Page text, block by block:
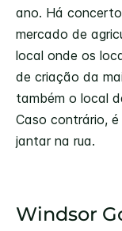
ano. Há
mercado de
local onde os
de criação da
também o local
Caso contrário, é
jantar na rua.
Windsor